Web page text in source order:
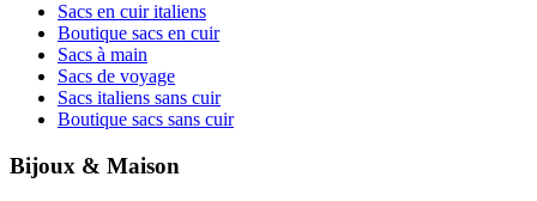
Sacs en cuir italiens
Boutique sacs en cuir
Sacs à main
Sacs de voyage
Sacs italiens sans cuir
Boutique sacs sans cuir
Bijoux & Maison